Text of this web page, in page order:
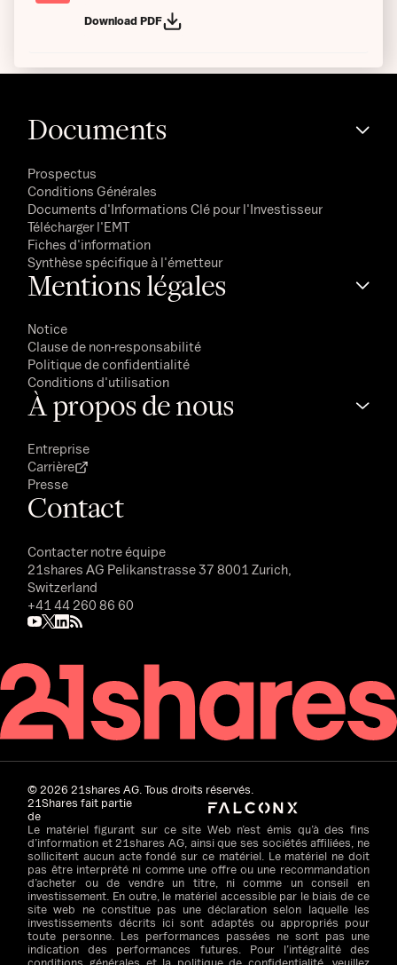
Download PDF
Documents
Prospectus
Conditions Générales
Documents d'Informations Clé pour l'Investisseur
Télécharger l'EMT
Fiches d'information
Synthèse spécifique à l'émetteur
Mentions légales
Notice
Clause de non-responsabilité
Politique de confidentialité
Conditions d'utilisation
À propos de nous
Entreprise
Carrière
Presse
Contact
Contacter notre équipe
21shares AG Pelikanstrasse 37 8001 Zurich,
Switzerland
+41 44 260 86 60
©2026 21shares AG. Tous droits réservés.
21Shares fait partie
de
Le matériel figurant sur ce site Web n’est émis qu’à des fins
d’information et 21shares AG, ainsi que ses sociétés affiliées, ne
sollicitent aucun acte fondé sur ce matériel. Le matériel ne doit
pas être interprété ni comme une offre ou une recommandation
d’acheter ou de vendre un titre, ni comme un conseil en
investissement. En outre, le matériel accessible par le biais de ce
site web ne constitue pas une déclaration selon laquelle les
investissements décrits ici sont adaptés ou appropriés pour
toute personne. Les performances passées ne sont pas une
indication des performances futures. Pour l’intégralité des